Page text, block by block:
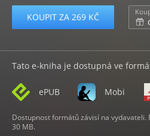
KOUPIT ZA 269 KČ
Tato e-kniha je dostupná ve
ePUB Mobi
Dostupnost formátů závisí na vydavateli.
30 MB.